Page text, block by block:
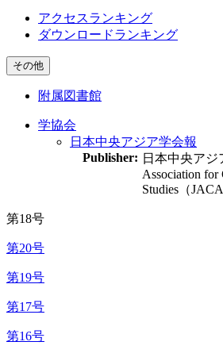
アクセスランキング
ダウンロードランキング
その他
附属図書館
学協会
日本中央アジア学会報
Publisher: 日本中央アジ
Association for
Studies（
第18号
第20号
第19号
第17号
第16号